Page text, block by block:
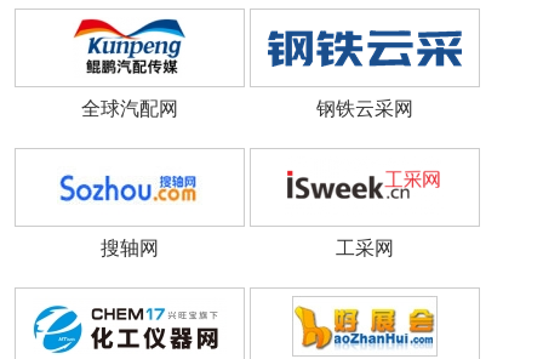
全球汽配网 钢铁云采网
搜轴网 工采网